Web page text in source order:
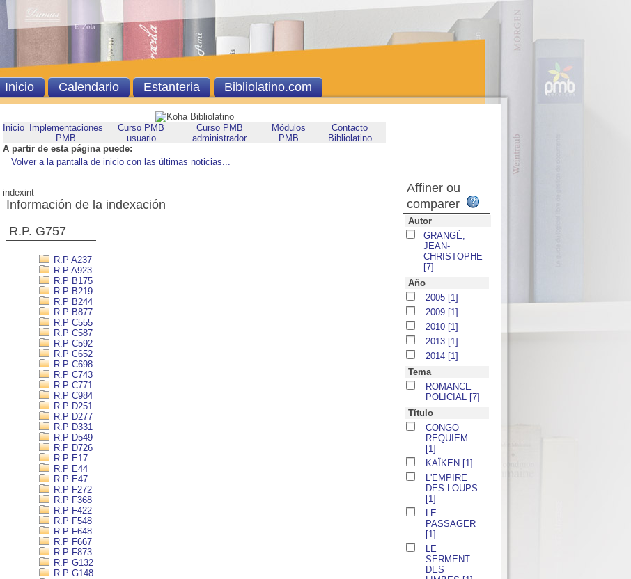
Inicio
Implementaciones
PMB
Curso PMB
usuario
Curso PMB
administrador
Módulos
PMB
Contacto
Bibliolatino
A partir de esta página puede:
Volver a la pantalla de inicio con las últimas noticias...
indexint
Información de la indexación
R.P. G757
R.P A237
R.P A923
R.P B175
R.P B219
R.P B244
R.P B877
R.P C555
R.P C587
R.P C592
R.P C652
R.P C698
R.P C743
R.P C771
R.P C984
R.P D251
R.P D277
R.P D331
R.P D549
R.P D726
R.P E17
R.P E44
R.P E47
R.P F272
R.P F368
R.P F422
R.P F548
R.P F648
R.P F667
R.P F873
R.P G132
R.P G148
Inicio Calendario Estanteria Bibliolatino.com
Affiner ou
comparer
Autor
GRANGÉ,
JEAN-
CHRISTOPHE
[7]
Año
2005 [1]
2009 [1]
2010 [1]
2013 [1]
2014 [1]
Tema
ROMANCE
POLICIAL [7]
Título
CONGO
REQUIEM
[1]
KAÏKEN [1]
L'EMPIRE
DES LOUPS
[1]
LE
PASSAGER
[1]
LE
SERMENT
DES